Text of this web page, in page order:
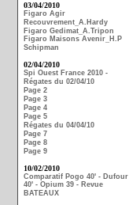
03/04/2010
Figaro Agir
Recouvrement_A.Hardy
Figaro Gedimat_A.Tripon
Figaro Maisons Avenir_H.P
Schipman
02/04/2010
Spi Ouest France 2010 -
Régates du 02/04/10
Page 2
Page 3
Page 4
Page 5
Régates du 04/04/10
Page 7
Page 8
Page 9
10/02/2010
Comparatif Pogo 40' - Dufour
40' - Opium 39 - Revue
BATEAUX